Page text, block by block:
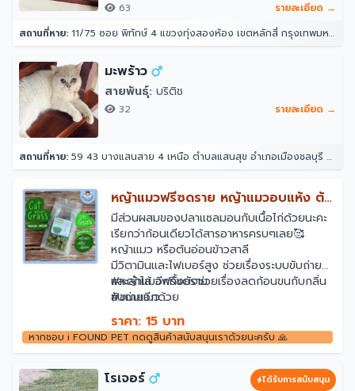
63
รายละเอียด →
สถานที่หาย: 11/75 ซอย พิทักษ์ 4 แขวงทุ่งสองห้อง เขตหลักสี่ กรุงเทพมหานคร 10210
มะพร้าว
สายพันธุ์: บริติช
32 รายละเอียด →
สถานที่หาย: 59 43 บางแสนสาย 4 เหนือ ตำบลแสนสุข อำเภอเมืองชลบุรี ชลบุรี 20130
หญ้าแมวฟรีซดราย หญ้าแมวอบแห้ง ต้น
อ่อนข้าวสาลี
มีส่วนผสมของปลาแซลมอนกับเนื้อไก่ด้วยนะคะ
เรียกว่าก้อนเดียวได้สารอาหารครบๆเลย🥰
หญ้าแมว หรือต้นอ่อนข้าวสาลี
มีวิตามินและไฟเบอร์สูง ช่วยเรื่องระบบขับถ่าย
และลำไส้ อีกทั้งยังช่วยเรื่องลดก้อนขนกับกลิ่น
ขับถ่ายอีกด้วย
#หญ้าแมวฟรีซดราย
#ขนมแมว
#ขนมฟรีซดราย
#หญ้าแมว
#ขนมสัตว์เลี้ยง
ราคา: 15 บาท
หากชอบ i FOUND PET กดดูสินค้าสนับสนุนเราด้วยนะครับ 🙏
โรเจอร์ ได้รับการสนับสนุน